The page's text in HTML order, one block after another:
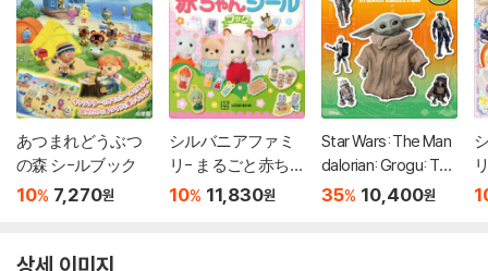
あつまれどうぶつ
の森 シ-ルブック
10% 7,270원
シルバニアファミ
リ- まるごと赤ちゃ
んシ-ルブック
10% 11,830원
Star Wars: The Man
dalorian: Grogu: The
Ultimate Sticker Coll
35% 10,400원
상세 이미지